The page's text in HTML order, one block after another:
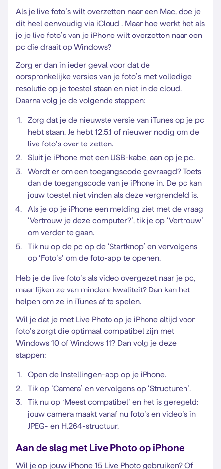
Als je live foto’s wilt overzetten naar een Mac, doe je
dit heel eenvoudig via iCloud . Maar hoe werkt het als
je je live foto’s van je iPhone wilt overzetten naar een
pc die draait op Windows?
Zorg er dan in ieder geval voor dat de
oorspronkelijke versies van je foto’s met volledige
resolutie op je toestel staan en niet in de cloud.
Daarna volg je de volgende stappen:
Zorg dat je de nieuwste versie van iTunes op je pc
hebt staan. Je hebt 12.5.1 of nieuwer nodig om de
live foto’s over te zetten.
Sluit je iPhone met een USB-kabel aan op je pc.
Wordt er om een toegangscode gevraagd? Toets
dan de toegangscode van je iPhone in. De pc kan
jouw toestel niet vinden als deze vergrendeld is.
Als je op je iPhone een melding ziet met de vraag
‘Vertrouw je deze computer?’, tik je op ‘Vertrouw’
om verder te gaan.
Tik nu op de pc op de ‘Startknop’ en vervolgens
op ‘Foto’s’ om de foto-app te openen.
Heb je de live foto’s als video overgezet naar je pc,
maar lijken ze van mindere kwaliteit? Dan kan het
helpen om ze in iTunes af te spelen.
Wil je dat je met Live Photo op je iPhone altijd voor
foto’s zorgt die optimaal compatibel zijn met
Windows 10 of Windows 11? Dan volg je deze
stappen:
Open de Instellingen-app op je iPhone.
Tik op ‘Camera’ en vervolgens op ‘Structuren’.
Tik nu op ‘Meest compatibel’ en het is geregeld:
jouw camera maakt vanaf nu foto’s en video’s in
JPEG- en H.264-structuur.
Aan de slag met Live Photo op iPhone
Wil je op jouw iPhone 15 Live Photo gebruiken? Of